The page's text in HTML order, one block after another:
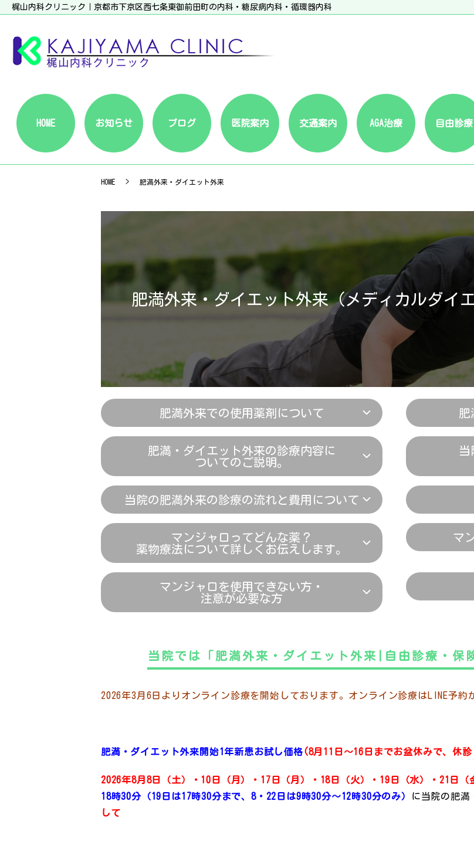
梶山内科クリニック｜京都市下京区西七条東御前田町の内科・糖尿病内科・循環器内科
HOME お知らせ ブログ 医院案内 交通案内 AGA治療 自由診療
HOME 肥満外来・ダイエット外来
肥満外来・ダイエット外来（メディカルダイ
肥満外来での使用薬剤について
肥満・ダイエット外来の診療内容に
ついてのご説明。
当
当院の肥満外来の診療の流れと費用について
マンジャロってどんな薬？
薬物療法について詳しくお伝えします。
マ
マンジャロを使用できない方・
注意が必要な方
当院では「肥満外来・ダイエット外来|自由診療・保
2026年3月6日よりオンライン診療を開始しております。オンライン診療はLINE予約
肥満・ダイエット外来開始1年新患お試し価格(8月11日～16日までお盆休みで、休診
2026年8月8日（土）・10日（月）・17日（月）・18日（火）・19日（水）・21日（
18時30分（19日は17時30分まで、8・22日は9時30分～12時30分のみ）
に当院の肥満
して